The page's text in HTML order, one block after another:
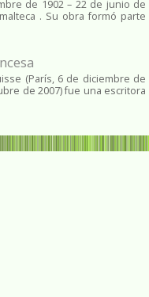
de 1902 – 22 de junio de
. Su obra formó parte
(París, 6 de diciembre de
de 2007) fue una escritora